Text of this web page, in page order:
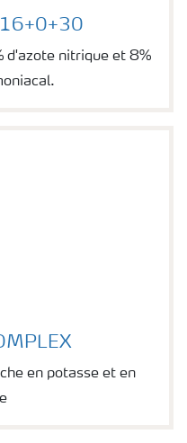
16+0+30
nitrique et 8%
en potasse et en